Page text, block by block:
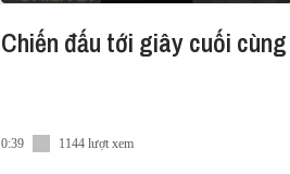
Chiến đấu tới giây cuối cùng
0:39 1144 lượt xem